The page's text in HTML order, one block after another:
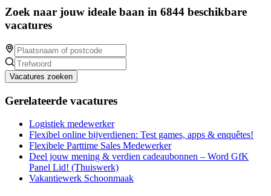
Zoek naar jouw ideale baan in 6844 beschikbare
vacatures
Vacatures zoeken
Gerelateerde vacatures
Logistiek medewerker
Flexibel online bijverdienen: Test games, apps & enquêtes!
Flexibele Parttime Sales Medewerker
Deel jouw mening & verdien cadeaubonnen – Word GfK
Panel Lid! (Thuiswerk)
Vakantiewerk Schoonmaak